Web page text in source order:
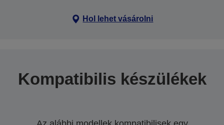
Hol lehet vásárolni
Kompatibilis készülékek